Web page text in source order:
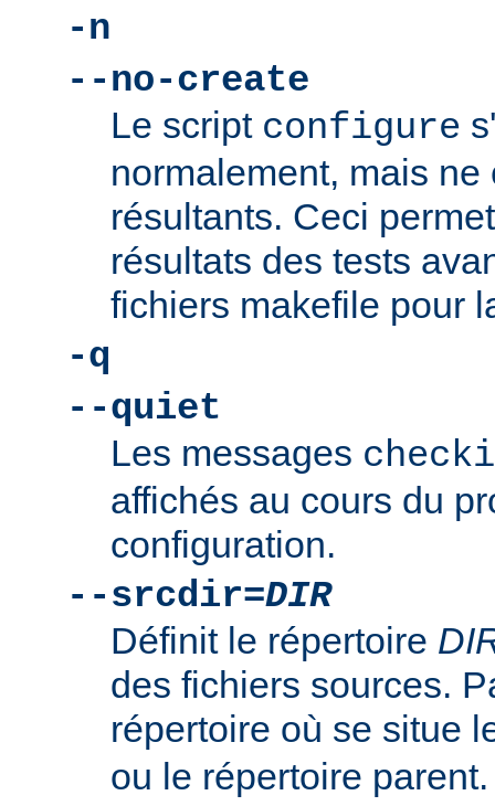
-n
--no-create
Le script configure
normalement, mais
résultants. Ceci
résultats des tests
fichiers makefile pour
-q
--quiet
Les messages
affichés au cours du
configuration.
--srcdir=DIR
Définit le répertoire
des fichiers sources.
répertoire où se situe
ou le répertoire parent.